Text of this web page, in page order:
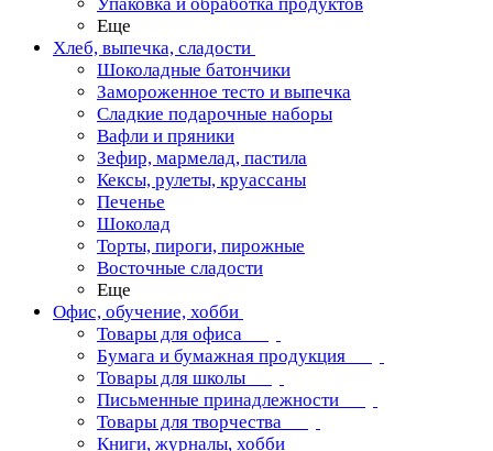
Еще
Хлеб, выпечка, сладости
Шоколадные батончики
Замороженное тесто и выпечка
Сладкие подарочные наборы
Вафли и пряники
Зефир, мармелад, пастила
Кексы, рулеты, круассаны
Печенье
Шоколад
Торты, пироги, пирожные
Восточные сладости
Еще
Офис, обучение, хобби
Товары для офиса
Бумага и бумажная продукция
Товары для школы
Письменные принадлежности
Товары для творчества
Книги, журналы, хобби